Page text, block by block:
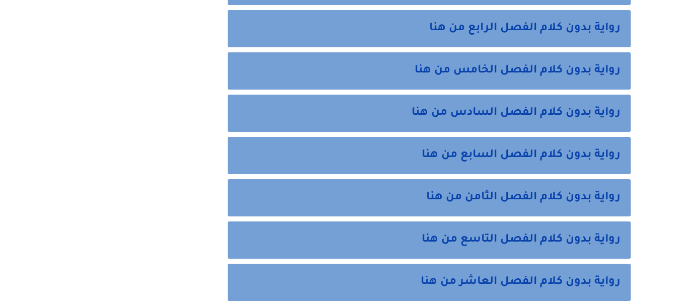
رواية بدون كلام الفصل الرابع من هنا
رواية بدون كلام الفصل الخامس من هنا
رواية بدون كلام الفصل السادس من هنا
رواية بدون كلام الفصل السابع من هنا
رواية بدون كلام الفصل الثامن من هنا
رواية بدون كلام الفصل التاسع من هنا
رواية بدون كلام الفصل العاشر من هنا